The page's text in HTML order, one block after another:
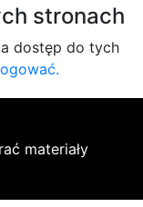
stronach
dostęp do tych
materiały